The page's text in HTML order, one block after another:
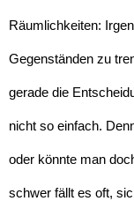
Räumlichkeiten:
Gegenständen zu
gerade die
nicht so einfach.
oder könnte man
schwer fällt es oft,